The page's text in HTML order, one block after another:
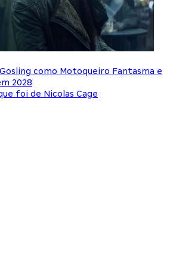
como Motoqueiro Fantasma e
2028
foi de Nicolas Cage